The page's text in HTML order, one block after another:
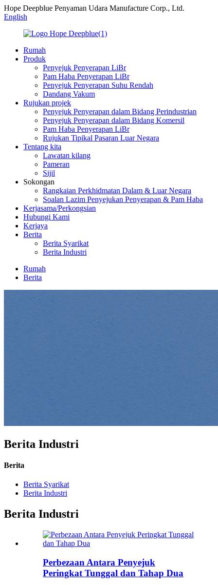
Hope Deepblue Penyaman Udara Manufacture Corp., Ltd.
English
Rumah
Produk
Penyejuk Penyerapan LiBr
Pam Haba Penyerapan LiBr
Penyejuk Penyerapan Suhu Rendah
Dandang Vakum
Rujukan projek
Penyejuk Penyerapan dalam Bidang Perindustrian
Penyejuk Penyerapan dalam Bidang Komersil
Pam Haba Penyerapan LiBr
Rujukan Tipikal Pasaran Luar Negara
Tentang kita
Lawatan kilang
Pameran
Sijil
Sokongan
Rangkaian Perkhidmatan Dalam & Luar Negara
Soalan Lazim Penyejukan Penyerapan & Pam Haba
Kerjasama/Perkongsian
Hubungi Kami
Kerjaya
Berita
Berita Syarikat
Berita Industri
Rumah
Berita
Berita Industri
Berita
Berita Syarikat
Berita Industri
Berita Industri
Perbezaan Antara Penyejuk
Peringkat Tunggal dan Tahap Dua